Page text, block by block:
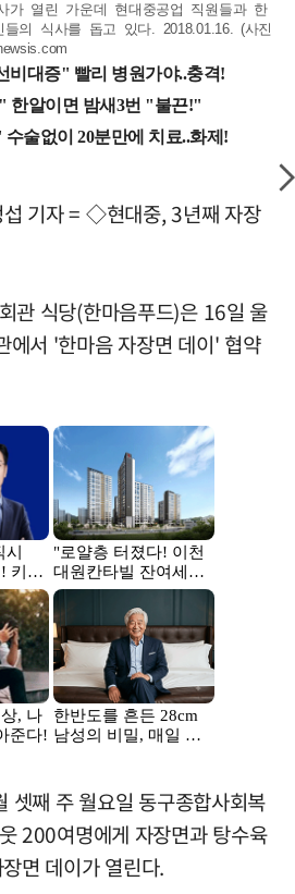
가 열린 가운데 현대중공업 직원들과 한
의 식사를 돕고 있다. 2018.01.16. (사진
섭 기자 = ◇현대중, 3년째 자장
관 식당(한마음푸드)은 16일 울
에서 '한마음 자장면 데이' 협약
셋째 주 월요일 동구종합사회복
200여명에게 자장면과 탕수육
면 데이가 열린다.